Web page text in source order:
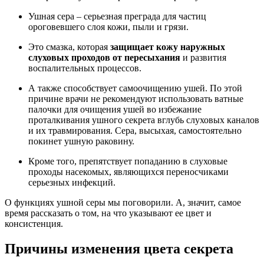
Ушная сера – серьезная преграда для частиц
ороговевшего слоя кожи, пыли и грязи.
Это смазка, которая защищает кожу наружных
слуховых проходов от пересыхания и развития
воспалительных процессов.
А также способствует самоочищению ушей. По этой
причине врачи не рекомендуют использовать ватные
палочки для очищения ушей во избежание
проталкивания ушного секрета вглубь слуховых каналов
и их травмирования. Сера, высыхая, самостоятельно
покинет ушную раковину.
Кроме того, препятствует попаданию в слуховые
проходы насекомых, являющихся переносчиками
серьезных инфекций.
О функциях ушной серы мы поговорили. А, значит, самое
время рассказать о том, на что указывают ее цвет и
консистенция.
Причины изменения цвета секрета